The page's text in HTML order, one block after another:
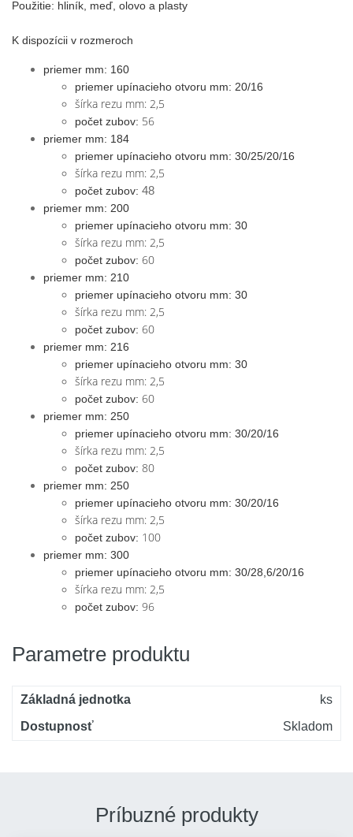
Použitie: hliník, meď, olovo a plasty
K dispozícii v rozmeroch
priemer mm: 160
priemer upínacieho otvoru mm: 20/16
šírka rezu mm: 2,5
počet zubov: 56
priemer mm: 184
priemer upínacieho otvoru mm: 30/25/20/16
šírka rezu mm: 2,5
počet zubov: 48
priemer mm: 200
priemer upínacieho otvoru mm: 30
šírka rezu mm: 2,5
počet zubov: 60
priemer mm: 210
priemer upínacieho otvoru mm: 30
šírka rezu mm: 2,5
počet zubov: 60
priemer mm: 216
priemer upínacieho otvoru mm: 30
šírka rezu mm: 2,5
počet zubov: 60
priemer mm: 250
priemer upínacieho otvoru mm: 30/20/16
šírka rezu mm: 2,5
počet zubov: 80
priemer mm: 250
priemer upínacieho otvoru mm: 30/20/16
šírka rezu mm: 2,5
počet zubov: 100
priemer mm: 300
priemer upínacieho otvoru mm: 30/28,6/20/16
šírka rezu mm: 2,5
počet zubov: 96
Parametre produktu
Základná jednotka
ks
Dostupnosť
Skladom
Príbuzné produkty